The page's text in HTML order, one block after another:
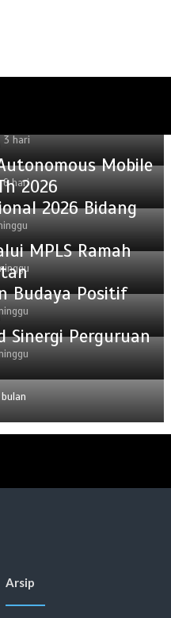
Siswa SMKN 1
3 hari
6 hari
Mobile
2026
2026 Bidang
MPLS Ramah
Budaya Positif
Sinergi Perguruan
Arsip